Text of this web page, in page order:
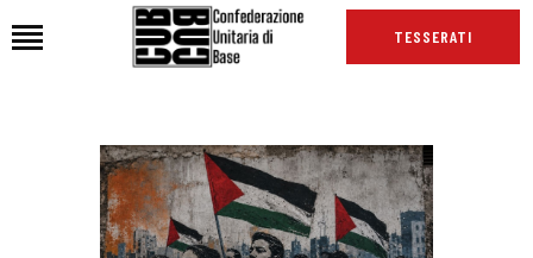
TESSERATI
HOME
CHI SIAMO
SEDI